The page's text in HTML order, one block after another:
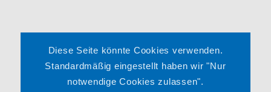
Impressum
Datenschutzerklärung
Diese Seite könnte Cookies verwenden.
Standardmäßig eingestellt haben wir "Nur
notwendige Cookies zulassen".